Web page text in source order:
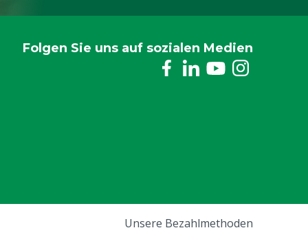
Folgen Sie uns auf sozialen Medien
Unsere Bezahlmethoden